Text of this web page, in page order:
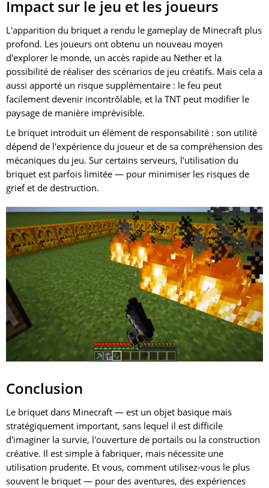
Impact sur le jeu et les joueurs
L'apparition du briquet a rendu le gameplay de Minecraft plus
profond. Les joueurs ont obtenu un nouveau moyen
d'explorer le monde, un accès rapide au Nether et la
possibilité de réaliser des scénarios de jeu créatifs. Mais cela a
aussi apporté un risque supplémentaire : le feu peut
facilement devenir incontrôlable, et la TNT peut modifier le
paysage de manière imprévisible.
Le briquet introduit un élément de responsabilité : son utilité
dépend de l'expérience du joueur et de sa compréhension des
mécaniques du jeu. Sur certains serveurs, l'utilisation du
briquet est parfois limitée — pour minimiser les risques de
grief et de destruction.
Conclusion
Le briquet dans Minecraft — est un objet basique mais
stratégiquement important, sans lequel il est difficile
d'imaginer la survie, l'ouverture de portails ou la construction
créative. Il est simple à fabriquer, mais nécessite une
utilisation prudente. Et vous, comment utilisez-vous le plus
souvent le briquet — pour des aventures, des expériences